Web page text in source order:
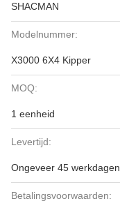
SHACMAN
Modelnummer:
X3000 6X4 Kipper
MOQ:
1 eenheid
Levertijd:
Ongeveer 45 werkdagen
Betalingsvoorwaarden: